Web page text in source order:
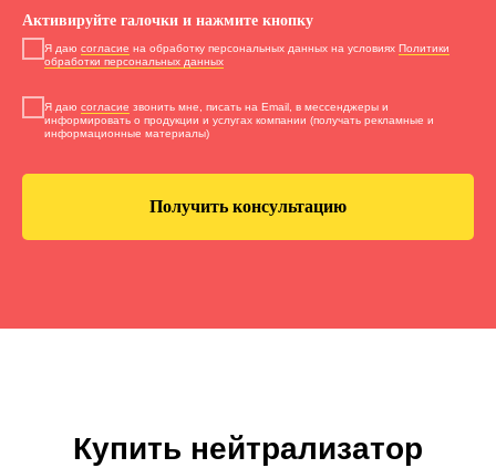
Активируйте галочки и нажмите кнопку
Я даю согласие на обработку персональных данных на условиях Политики
обработки персональных данных
Я даю согласие звонить мне, писать на Email, в мессенджеры и
информировать о продукции и услугах компании (получать рекламные и
информационные материалы)
Получить консультацию
Купить нейтрализатор